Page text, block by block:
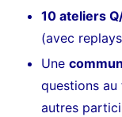
10 ateliers
(avec
Une
questions
autres